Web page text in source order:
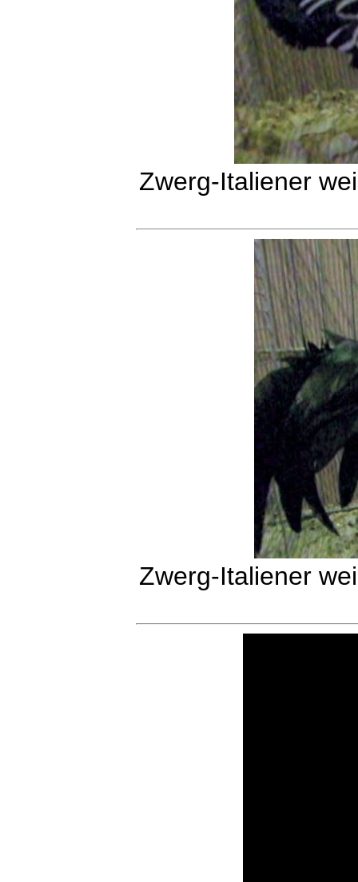
Zwerg-Italiener
Zwerg-Italiener